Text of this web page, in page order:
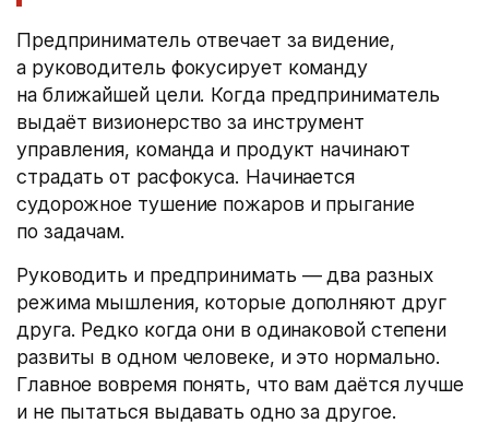
Предприниматель отвечает за видение,
а руководитель фокусирует команду
на ближайшей цели. Когда предприниматель
выдаёт визионерство за инструмент
управления, команда и продукт начинают
страдать от расфокуса. Начинается
судорожное тушение пожаров и прыгание
по задачам.
Руководить и предпринимать — два разных
режима мышления, которые дополняют друг
друга. Редко когда они в одинаковой степени
развиты в одном человеке, и это нормально.
Главное вовремя понять, что вам даётся лучше
и не пытаться выдавать одно за другое.